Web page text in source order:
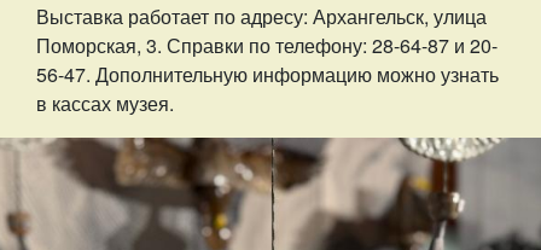
Выставка работает по адресу: Архангельск, улица
Поморская, 3. Справки по телефону: 28-64-87 и 20-
56-47. Дополнительную информацию можно узнать
в кассах музея.